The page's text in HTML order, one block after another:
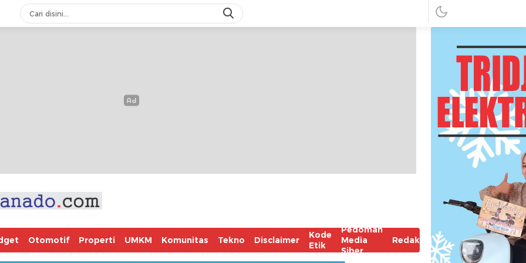
Otomotif Properti UMKM Komunitas Tekno Disclaimer
Kode
Etik
Pedoman
Media
Siber
Redaksi